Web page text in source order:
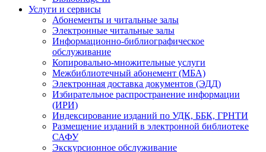
Услуги и сервисы
Абонементы и читальные залы
Электронные читальные залы
Информационно-библиографическое
обслуживание
Копировально-множительные услуги
Межбиблиотечный абонемент (МБА)
Электронная доставка документов (ЭДД)
Избирательное распространение информации
(ИРИ)
Индексирование изданий по УДК, ББК, ГРНТИ
Размещение изданий в электронной библиотеке
САФУ
Экскурсионное обслуживание